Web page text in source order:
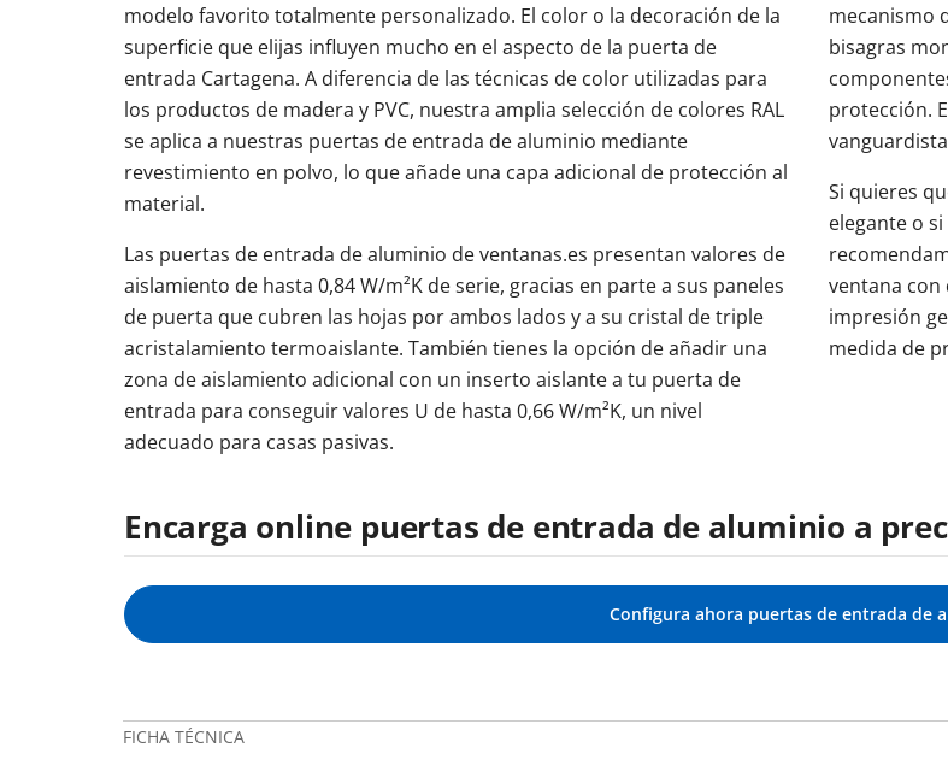
modelo favorito totalmente personalizado. El color o la decoración de la
superficie que elijas influyen mucho en el aspecto de la puerta de
entrada Cartagena. A diferencia de las técnicas de color utilizadas para
los productos de madera y PVC, nuestra amplia selección de colores RAL
se aplica a nuestras puertas de entrada de aluminio mediante
revestimiento en polvo, lo que añade una capa adicional de protección al
material.
Las puertas de entrada de aluminio de ventanas.es presentan valores de
aislamiento de hasta 0,84 W/m²K de serie, gracias en parte a sus paneles
de puerta que cubren las hojas por ambos lados y a su cristal de triple
acristalamiento termoaislante. También tienes la opción de añadir una
zona de aislamiento adicional con un inserto aislante a tu puerta de
entrada para conseguir valores U de hasta 0,66 W/m²K, un nivel
adecuado para casas pasivas.
mecanismo
bisagras
protección.
Si quieres
elegante o
ventana con
impresión
medida de
Encarga online puertas de entrada de aluminio a
Configura ahora puertas de entrada de
FICHA TÉCNICA